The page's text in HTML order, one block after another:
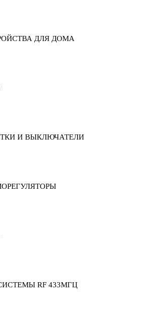
ДЛЯ ДОМА
И ВЫКЛЮЧАТЕЛИ
RF 433МГЦ